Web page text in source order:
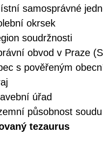
samosprávné
okrsek
soudržnosti
obvod v Praze
s pověřeným
úřad
působnost soudu
tezaurus